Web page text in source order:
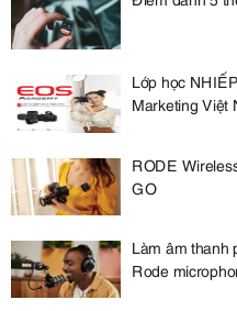
Lớp học
Marketing Việt
RODE
GO
Làm âm thanh
Rode